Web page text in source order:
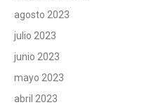
agosto 2023
julio 2023
junio 2023
mayo 2023
abril 2023